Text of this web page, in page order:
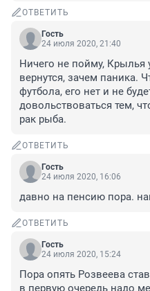
ОТВЕТИТЬ
Гость
24 июля 2020, 21:40
Ничего не пойму,
вернутся, зачем паника.
футбола, его нет и не
довольствоваться тем,
рак рыба.
ОТВЕТИТЬ
Гость
24 июля 2020, 16:06
давно на пенсию пора.
ОТВЕТИТЬ
Гость
24 июля 2020, 15:24
Пора опять Розвеева
в первую очередь надо